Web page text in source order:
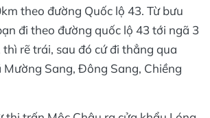
theo đường Quốc lộ 43. Từ bưu
đi theo đường quốc lộ 43 tới ngã 3
rẽ trái, sau đó cứ đi thẳng qua
Mường Sang, Đông Sang, Chiềng